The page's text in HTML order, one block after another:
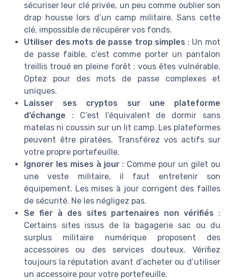
sécuriser leur clé privée, un peu comme oublier son
drap housse lors d’un camp militaire. Sans cette
clé, impossible de récupérer vos fonds.
Utiliser des mots de passe trop simples : Un mot
de passe faible, c’est comme porter un pantalon
treillis troué en pleine forêt : vous êtes vulnérable.
Optez pour des mots de passe complexes et
uniques.
Laisser ses cryptos sur une plateforme
d’échange : C’est l’équivalent de dormir sans
matelas ni coussin sur un lit camp. Les plateformes
peuvent être piratées. Transférez vos actifs sur
votre propre portefeuille.
Ignorer les mises à jour : Comme pour un gilet ou
une veste militaire, il faut entretenir son
équipement. Les mises à jour corrigent des failles
de sécurité. Ne les négligez pas.
Se fier à des sites partenaires non vérifiés :
Certains sites issus de la bagagerie sac ou du
surplus militaire numérique proposent des
accessoires ou des services douteux. Vérifiez
toujours la réputation avant d’acheter ou d’utiliser
un accessoire pour votre portefeuille.